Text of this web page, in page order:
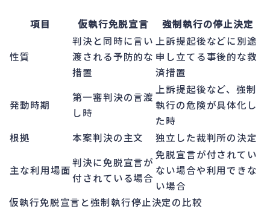
項目 仮執行免脱宣言 強制執行の停止決定
性質
判決と同時に言い
渡される予防的な
措置
上訴提起後などに別途
申し立てる事後的な救
済措置
発動時期
第一審判決の言渡
し時
上訴提起後など、強制
執行の危険が具体化し
た時
根拠
本案判決の主文 独立した裁判所の決定
主な利用場面
判決に免脱宣言が
付されている場合
免脱宣言が付されてい
ない場合や利用できな
い場合
仮執行免脱宣言と強制執行停止決定の比較